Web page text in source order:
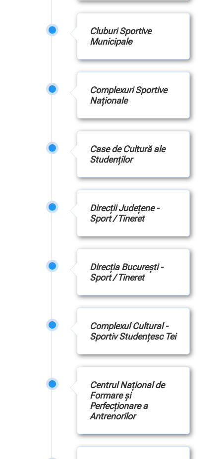
Cluburi Sportive
Municipale
Complexuri Sportive
Naţionale
Case de Cultură ale
Studenţilor
Direcţii Judeţene -
Sport / Tineret
Direcţia București -
Sport / Tineret
Complexul Cultural -
Sportiv Studenţesc Tei
Centrul Naţional de
Formare şi
Perfecţionare a
Antrenorilor